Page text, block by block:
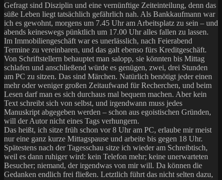
Gefragt sind Disziplin und eine vernünftige Zeiteinteilung, denn das
süße Leben liegt tatsächlich gefährlich nah. Als Bankkaufmann war
ich es gewohnt, morgens um 7.45 Uhr am Arbeitsplatz zu sein – und
abends keineswegs pünktlich um 17.00 Uhr alles fallen zu lassen.
Im Immobiliengeschäft war es unerlässlich, nach Feierabend
Termine zu vereinbaren, und das galt ebenso fürs Kreditgeschäft.
Von Schriftstellern behauptet man salopp, sie könnten bis Mittag
schlafen und anschließend würde es genügen, zwei, drei Stunden
am PC zu sitzen. Das sind Märchen. Natürlich benötigt jeder einen
mehr oder weniger großen Zeitaufwand für Recherchen, und beim
Lesen darf man es sich durchaus mal bequem machen. Aber kein
Text schreibt sich von selbst, und irgendwann muss jedes
Manuskript abgegeben werden – schon aus egoistischen Gründen,
will der Autor nicht eines Tags verhungern.
Das heißt, ich sitze früh schon vor 8 Uhr am PC, erlaube mir meist
nur eine ganz kurze Mittagspause und arbeite bis gegen 18 Uhr.
Spätestens nach der Tagesschau sitze ich wieder am Schreibtisch,
weil es dann ruhiger wird: kein Telefon mehr; keine unerwarteten
Besucher; niemand, der irgendwas von mir will. Da können die
Gedanken endlich frei fließen. Letztlich führt das nicht selten dazu,